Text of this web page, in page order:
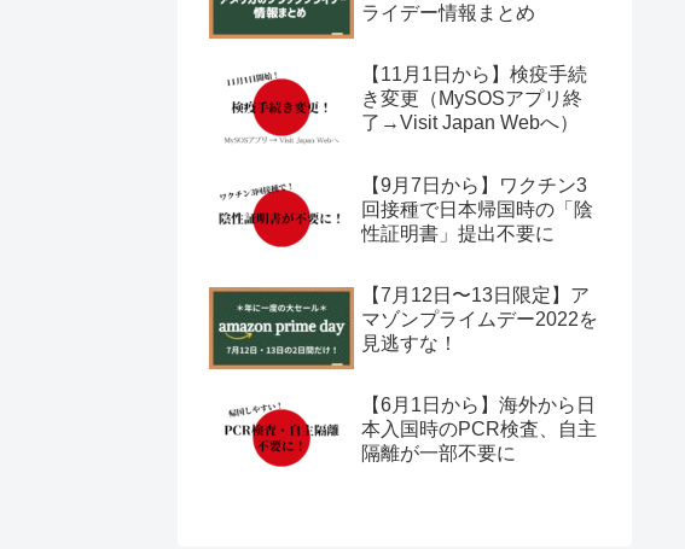
ライデー情報まとめ
【11月1日から】検疫手続
き変更（MySOSアプリ終
了→Visit Japan Webへ）
【9月7日から】ワクチン3
回接種で日本帰国時の「陰
性証明書」提出不要に
【7月12日〜13日限定】ア
マゾンプライムデー2022を
見逃すな！
【6月1日から】海外から日
本入国時のPCR検査、自主
隔離が一部不要に